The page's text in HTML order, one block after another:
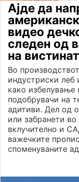
Ајде да
видео
следен од
на
Во
индустриски леб
како
подобрувачи на
адитиви. Дел од
или забранети
вклучително и
важечките
споменуваните